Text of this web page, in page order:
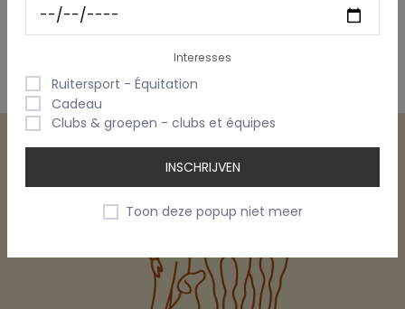
Interesses
Ruitersport - Équitation
Cadeau
Clubs & groepen - clubs et équipes
INSCHRIJVEN
Toon deze popup niet meer